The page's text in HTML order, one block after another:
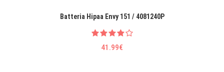
Batteria Hipaa Envy 151 / 4081240P
41.99€